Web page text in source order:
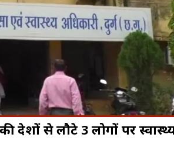
देशों से लौटे 3 लोगों पर